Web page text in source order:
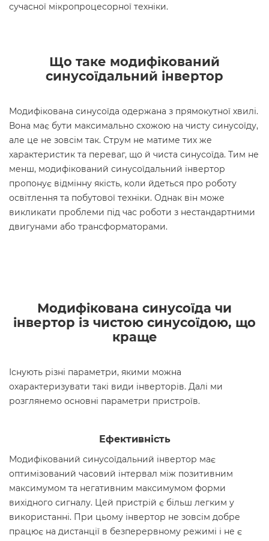
сучасної мікропроцесорної техніки.
Що таке модифікований
синусоїдальний інвертор
Модифікована синусоїда одержана з прямокутної хвилі.
Вона має бути максимально схожою на чисту синусоїду,
але це не зовсім так. Струм не матиме тих же
характеристик та переваг, що й чиста синусоїда. Тим не
менш, модифікований синусоїдальний інвертор
пропонує відмінну якість, коли йдеться про роботу
освітлення та побутової техніки. Однак він може
викликати проблеми під час роботи з нестандартними
двигунами або трансформаторами.
Модифікована синусоїда чи
інвертор із чистою синусоїдою, що
краще
Існують різні параметри, якими можна
охарактеризувати такі види інверторів. Далі ми
розглянемо основні параметри пристроїв.
Ефективність
Модифікований синусоїдальний інвертор має
оптимізований часовий інтервал між позитивним
максимумом та негативним максимумом форми
вихідного сигналу. Цей пристрій є більш легким у
використанні. При цьому інвертор не зовсім добре
працює на дистанції в безперервному режимі і не є